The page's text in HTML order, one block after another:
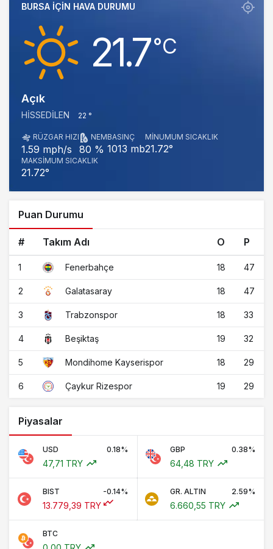
BURSA IÇIN HAVA DURUMU
21.7‎°C
Açık
HISSEDILEN 22 °
RÜZGAR HIZI
1.59 mph/s
NEM
80 %
BASINÇ
1013 mb
MINUMUM SICAKLIK
21.72°
MAKSIMUM SICAKLIK
21.72°
Puan Durumu
# Takım Adı O P
1 Fenerbahçe 18 47
2 Galatasaray 18 47
3 Trabzonspor 18 33
4 Beşiktaş 19 32
5 Mondihome Kayserispor 18 29
6 Çaykur Rizespor 19 29
Piyasalar
USD 0.18%
47,71 TRY
GBP 0.38%
64,48 TRY
BIST -0.14%
13.779,39 TRY
GR. ALTIN 2.59%
6.660,55 TRY
BTC